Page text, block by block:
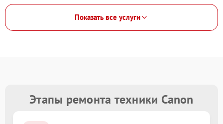
Показать все услуги
Этапы ремонта техники Canon